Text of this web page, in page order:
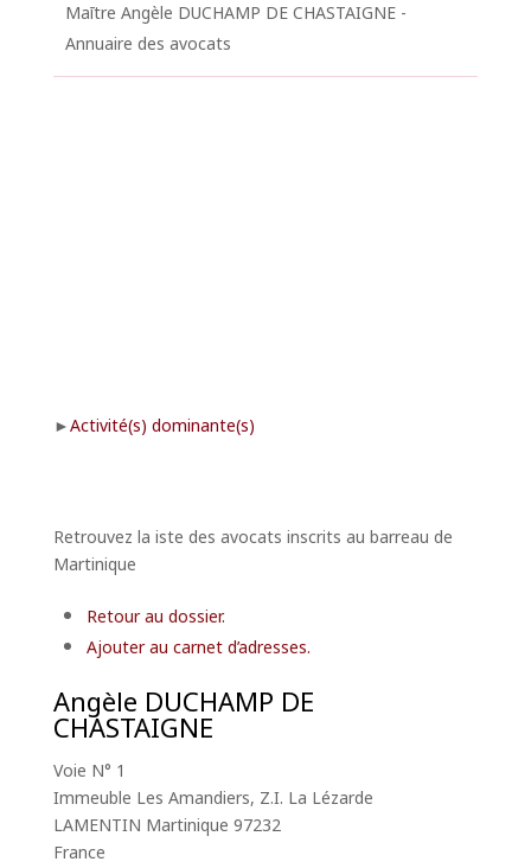
Maītre Angèle DUCHAMP DE CHASTAIGNE -
Annuaire des avocats
Activité(s) dominante(s)
Retrouvez la iste des avocats inscrits au barreau de
Martinique
Retour au dossier.
Ajouter au carnet d’adresses.
Angèle DUCHAMP DE
CHASTAIGNE
Voie N° 1
Immeuble Les Amandiers, Z.I. La Lézarde
LAMENTIN Martinique 97232
France